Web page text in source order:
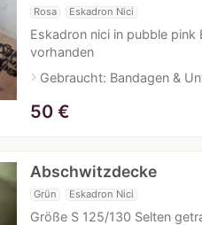
Rosa Eskadron Nici
Eskadron nici in pubble
vorhanden
navigate_nextGebraucht: Bandagen &
50 €
Abschwitzdecke
Grün Eskadron Nici
Größe S 125/130 Selten